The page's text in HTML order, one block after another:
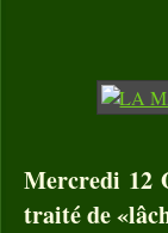
Mercredi 12
traité de